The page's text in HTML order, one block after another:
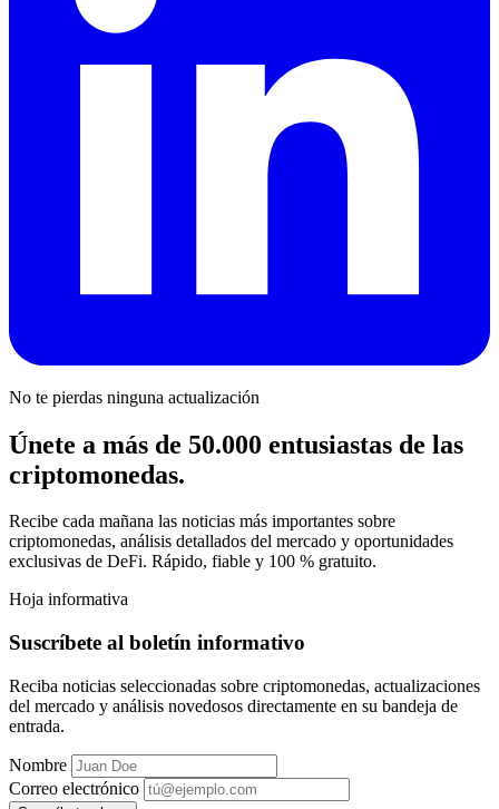
No te pierdas ninguna actualización
Únete a más de 50.000 entusiastas de las
criptomonedas.
Recibe cada mañana las noticias más importantes sobre
criptomonedas, análisis detallados del mercado y oportunidades
exclusivas de DeFi. Rápido, fiable y 100 % gratuito.
Hoja informativa
Suscríbete al boletín informativo
Reciba noticias seleccionadas sobre criptomonedas, actualizaciones
del mercado y análisis novedosos directamente en su bandeja de
entrada.
Nombre
Correo electrónico